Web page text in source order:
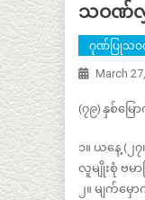
သဝဏ်
ဂုဏ်ပြုသ
March
(၇၉) နှစ်မ
၁။ ယနေ့ (၂
လူမျိုးစုံ ဗ
၂။ မျက်မှ